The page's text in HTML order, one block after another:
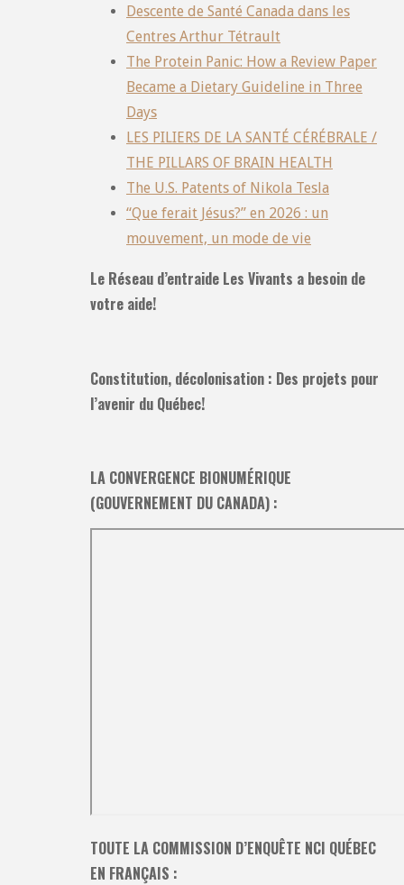
Descente de Santé Canada dans les
Centres Arthur Tétrault
The Protein Panic: How a Review Paper
Became a Dietary Guideline in Three
Days
LES PILIERS DE LA SANTÉ CÉRÉBRALE /
THE PILLARS OF BRAIN HEALTH
The U.S. Patents of Nikola Tesla
“Que ferait Jésus?” en 2026 : un
mouvement, un mode de vie
Le Réseau d’entraide Les Vivants a besoin de
votre aide!
Constitution, décolonisation : Des projets pour
l’avenir du Québec!
LA CONVERGENCE BIONUMÉRIQUE
(GOUVERNEMENT DU CANADA) :
TOUTE LA COMMISSION D’ENQUÊTE NCI QUÉBEC
EN FRANÇAIS :